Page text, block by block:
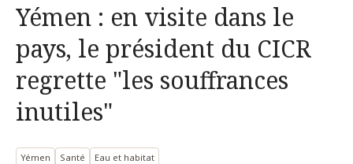
Yémen : en visite dans le
pays, le président du CICR
regrette "les souffrances
inutiles"
Yémen Santé Eau et habitat